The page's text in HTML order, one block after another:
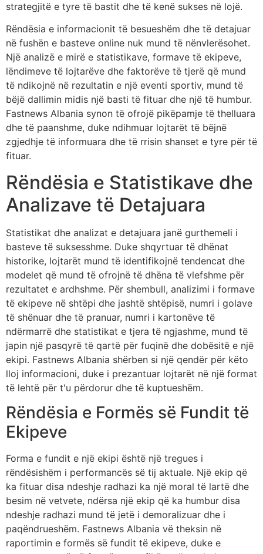
strategjitë e tyre të bastit dhe të kenë sukses në lojë.
Rëndësia e informacionit të besueshëm dhe të detajuar
në fushën e basteve online nuk mund të nënvlerësohet.
Një analizë e mirë e statistikave, formave të ekipeve,
lëndimeve të lojtarëve dhe faktorëve të tjerë që mund
të ndikojnë në rezultatin e një eventi sportiv, mund të
bëjë dallimin midis një basti të fituar dhe një të humbur.
Fastnews Albania synon të ofrojë pikëpamje të thelluara
dhe të paanshme, duke ndihmuar lojtarët të bëjnë
zgjedhje të informuara dhe të rrisin shanset e tyre për të
fituar.
Rëndësia e Statistikave dhe
Analizave të Detajuara
Statistikat dhe analizat e detajuara janë gurthemeli i
basteve të suksesshme. Duke shqyrtuar të dhënat
historike, lojtarët mund të identifikojnë tendencat dhe
modelet që mund të ofrojnë të dhëna të vlefshme për
rezultatet e ardhshme. Për shembull, analizimi i formave
të ekipeve në shtëpi dhe jashtë shtëpisë, numri i golave
të shënuar dhe të pranuar, numri i kartonëve të
ndërmarrë dhe statistikat e tjera të ngjashme, mund të
japin një pasqyrë të qartë për fuqinë dhe dobësitë e një
ekipi. Fastnews Albania shërben si një qendër për këto
lloj informacioni, duke i prezantuar lojtarët në një format
të lehtë për t'u përdorur dhe të kuptueshëm.
Rëndësia e Formës së Fundit të
Ekipeve
Forma e fundit e një ekipi është një tregues i
rëndësishëm i performancës së tij aktuale. Një ekip që
ka fituar disa ndeshje radhazi ka një moral të lartë dhe
besim në vetvete, ndërsa një ekip që ka humbur disa
ndeshje radhazi mund të jetë i demoralizuar dhe i
paqëndrueshëm. Fastnews Albania vë theksin në
raportimin e formës së fundit të ekipeve, duke e